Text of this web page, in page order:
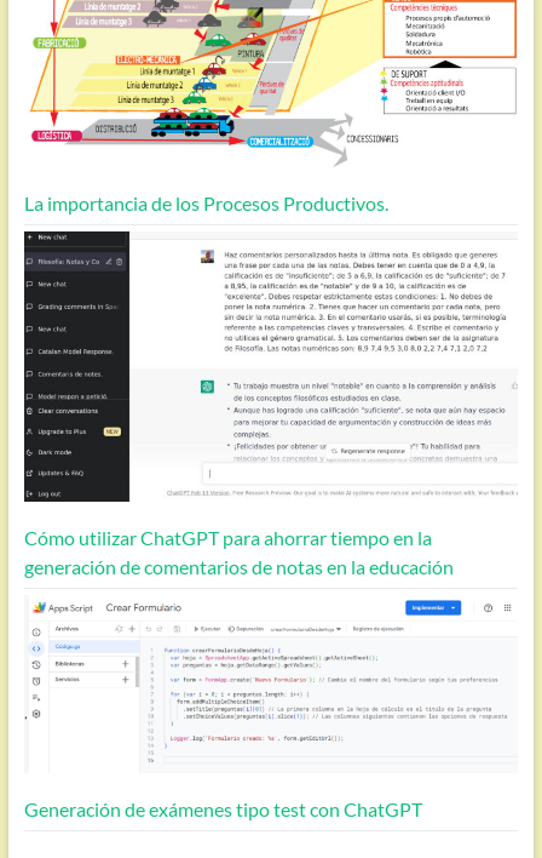
La importancia de los Procesos Productivos.
Cómo utilizar ChatGPT para ahorrar tiempo en la
generación de comentarios de notas en la educación
Generación de exámenes tipo test con ChatGPT